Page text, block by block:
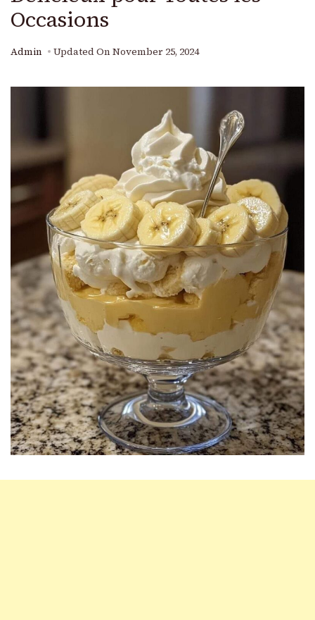
Occasions
Admin Updated On November 25, 2024